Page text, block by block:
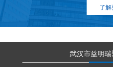
了解
武汉市益明瑞